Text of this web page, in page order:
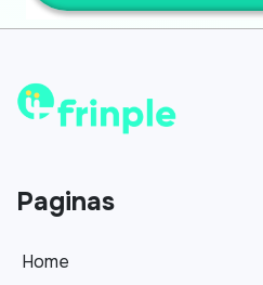
Paginas
Home